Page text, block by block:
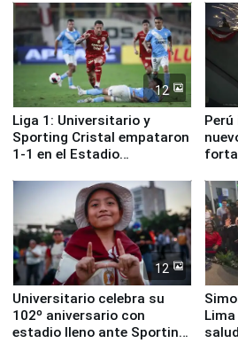
12
Liga 1: Universitario y
Sporting Cristal empataron
1-1 en el Estadio
12
Universitario celebra su
102º aniversario con
estadio lleno ante Sporting